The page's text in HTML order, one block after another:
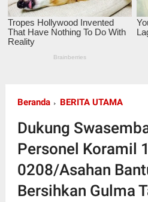
Beranda BERITA UTAMA
Dukung
Personel Koramil
0208/Asahan
Bersihkan Gulma